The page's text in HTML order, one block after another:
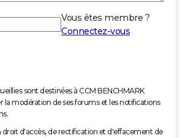
Vous êtes membre ?
Connectez-vous
sont destinées à CCM BENCHMARK
la modération de ses forums et les notifications
droit d'accès, de rectification et d'effacement de